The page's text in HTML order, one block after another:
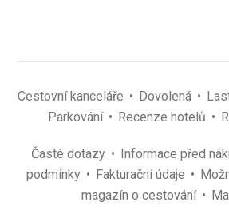
Cestovní kanceláře Dovolená
Parkování
Recenze hotelů
Časté dotazy Informace před
podmínky
Fakturační údaje
magazín o cestování